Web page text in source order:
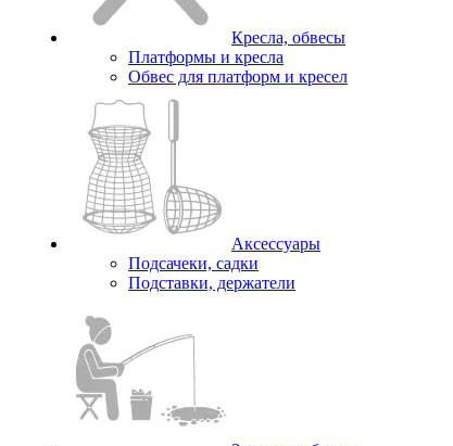
Кресла, обвесы
Платформы и кресла
Обвес для платформ и кресел
Аксессуары
Подсачеки, садки
Подставки, держатели